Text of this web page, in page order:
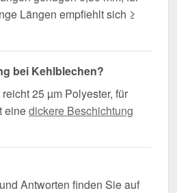
Längen empfiehlt sich ≥
bei Kehlblechen?
25 µm Polyester, für
einedickere Beschichtung
Antworten finden Sie auf